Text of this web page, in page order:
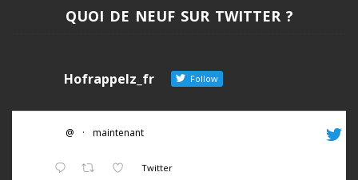
QUOI DE NEUF SUR TWITTER ?
Hofrappelz_fr Follow
@ · maintenant
Twitter